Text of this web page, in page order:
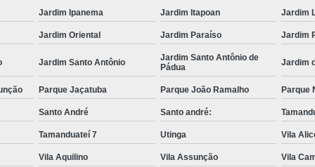
Locação de Caminhão Munck para
Locação de Munck para Remoção
Empresa de Transporte de Carga
Transportadora com
Transporte com
Transporte com Munck em São
Transporte de Cargas com
Jardim Ipanema Jardim Itapoan Jardim
Jardim Oriental Jardim Paraíso Jardim
Jardim Santo Antônio
Jardim Santo Antônio de
Pádua
Jardim
Parque Jaçatuba Parque João Ramalho Parque
Santo André Santo andré:
Tamanduateí 7 Utinga Vila
Vila Aquilino Vila Assunção Vila